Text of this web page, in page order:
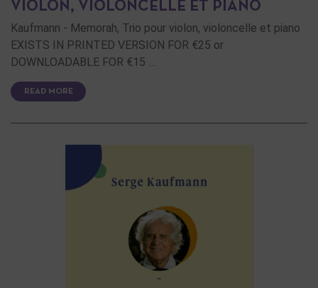
VIOLON, VIOLONCELLE ET PIANO
Kaufmann - Memorah, Trio pour violon, violoncelle et piano
EXISTS IN PRINTED VERSION FOR €25 or
DOWNLOADABLE FOR €15 …
READ MORE